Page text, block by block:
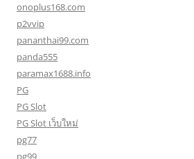
onoplus168.com
p2vvip
pananthai99.com
panda555
paramax1688.info
PG
PG Slot
PG Slot เว็บใหม่
pg77
pg99